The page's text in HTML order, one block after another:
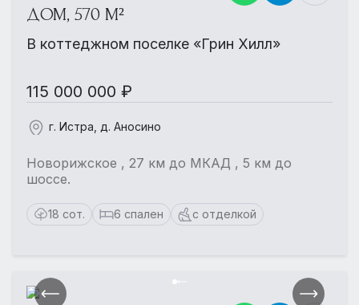
ДОМ, 570 М²
В коттеджном поселке «Грин Хилл»
115 000 000 ₽
г. Истра, д. Аносино
Новорижское , 27 км до МКАД , 5 км до
шоссе.
18 сот. 6 спален с отделкой